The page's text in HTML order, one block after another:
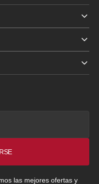
las mejores ofertas y